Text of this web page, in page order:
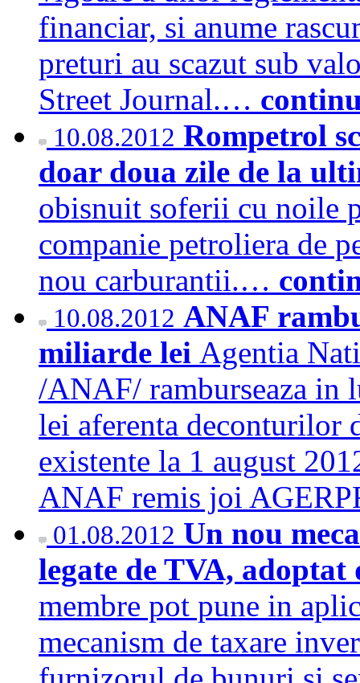
financiar, si anume
preturi au scazut sub
Street Journal.…
10.08.2012 Rompetrol
doar doua zile de la
obisnuit soferii cu noile
companie petroliera de
nou carburantii.…
10.08.2012 ANAF
miliarde lei Agentia
/ANAF/ ramburseaza in
lei aferenta deconturilor
existente la 1 august
ANAF remis joi
01.08.2012 Un nou
legate de TVA,
membre pot pune in
mecanism de taxare